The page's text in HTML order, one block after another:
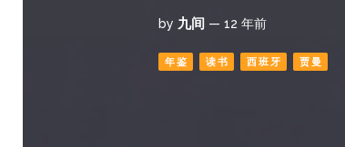
by 九间 — 12 年前
年鉴 读书 西班牙 贾曼